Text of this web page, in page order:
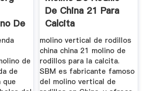
De
de
de
que
De China 21 Para
Calcita
molino vertical de rodillos
china china 21 molino de
rodillos para la calcita.
SBM es fabricante famoso
del molino vertical de